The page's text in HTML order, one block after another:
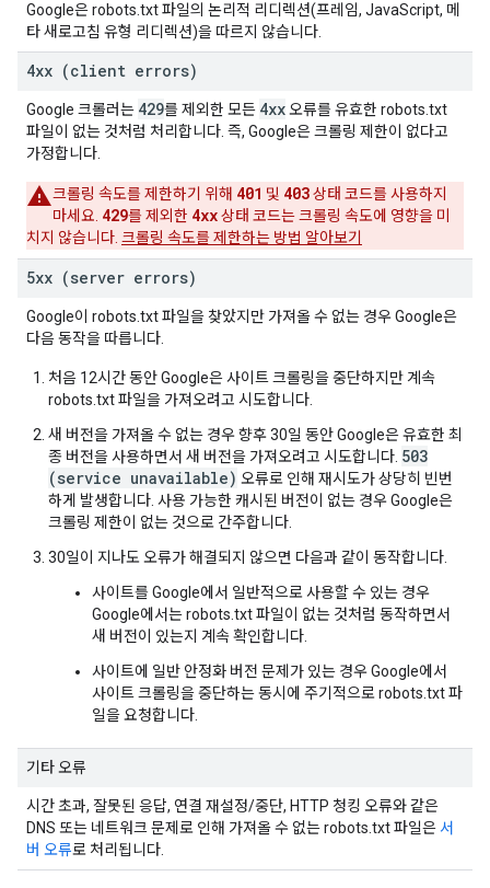
Google은 robots.txt 파일의 논리적 리디렉션(프레임, JavaScript, 메
타 새로고침 유형 리디렉션)을 따르지 않습니다.
4xx (client errors)
Google 크롤러는 429를 제외한 모든 4xx오류를 유효한 robots.txt
파일이 없는 것처럼 처리합니다. 즉, Google은 크롤링 제한이 없다고
가정합니다.
크롤링 속도를 제한하기 위해 401 및 403상태 코드를 사용하지
마세요. 429를 제외한 4xx상태 코드는 크롤링 속도에 영향을 미
치지 않습니다. 크롤링 속도를 제한하는 방법 알아보기
5xx (server errors)
Google이 robots.txt 파일을 찾았지만 가져올 수 없는 경우 Google은
다음 동작을 따릅니다.
처음 12시간 동안 Google은 사이트 크롤링을 중단하지만 계속
robots.txt 파일을 가져오려고 시도합니다.
새 버전을 가져올 수 없는 경우 향후 30일 동안 Google은 유효한 최
종 버전을 사용하면서 새 버전을 가져오려고 시도합니다. 503
(service unavailable) 오류로 인해 재시도가 상당히 빈번
하게 발생합니다. 사용 가능한 캐시된 버전이 없는 경우 Google은
크롤링 제한이 없는 것으로 간주합니다.
30일이 지나도 오류가 해결되지 않으면 다음과 같이 동작합니다.
사이트를 Google에서 일반적으로 사용할 수 있는 경우
Google에서는 robots.txt 파일이 없는 것처럼 동작하면서
새 버전이 있는지 계속 확인합니다.
사이트에 일반 안정화 버전 문제가 있는 경우 Google에서
사이트 크롤링을 중단하는 동시에 주기적으로 robots.txt 파
일을 요청합니다.
기타 오류
시간 초과, 잘못된 응답, 연결 재설정/중단, HTTP 청킹 오류와 같은
DNS 또는 네트워크 문제로 인해 가져올 수 없는 robots.txt 파일은서
버 오류로 처리됩니다.